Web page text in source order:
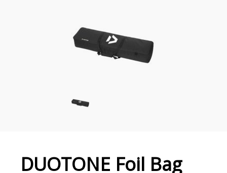
DUOTONE Foil Bag